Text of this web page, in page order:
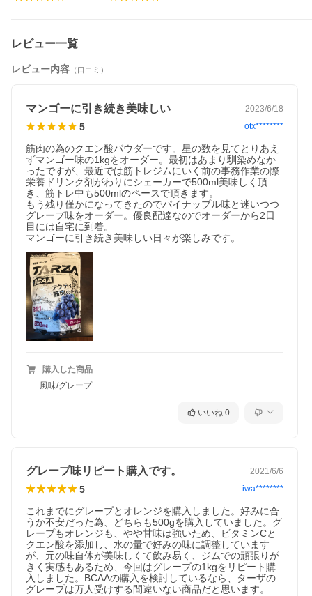
レビュー一覧
レビュー内容 （口コミ）
マンゴーに引き続き美味しい 2023/6/18
5 otx********
筋肉の為のクエン酸パウダーです。星の数を見てとりあえ
ずマンゴー味の1kgをオーダー。最初はあまり馴染めなか
ったですが、最近では筋トレジムにいく前の事務作業の際
栄養ドリンク剤がわりにシェーカーで500ml美味しく頂
き、筋トレ中も500mlのペースで頂きます。
もう残り僅かになってきたのでパイナップル味と迷いつつ
グレープ味をオーダー。優良配達なのでオーダーから2日
目には自宅に到着。
マンゴーに引き続き美味しい日々が楽しみです。
購入した商品
風味/グレープ
いいね 0
グレープ味リピート購入です。 2021/6/6
5 iwa********
これまでにグレープとオレンジを購入しました。好みに合
うか不安だった為、どちらも500gを購入していました。グ
レープもオレンジも、やや甘味は強いため、ビタミンCと
クエン酸を添加し、水の量で好みの味に調整しています
が、元の味自体が美味しくて飲み易く、ジムでの頑張りが
きく実感もあるため、今回はグレープの1kgをリピート購
入しました。BCAAの購入を検討しているなら、ターザの
グレープは万人受けする間違いない商品だと思います。